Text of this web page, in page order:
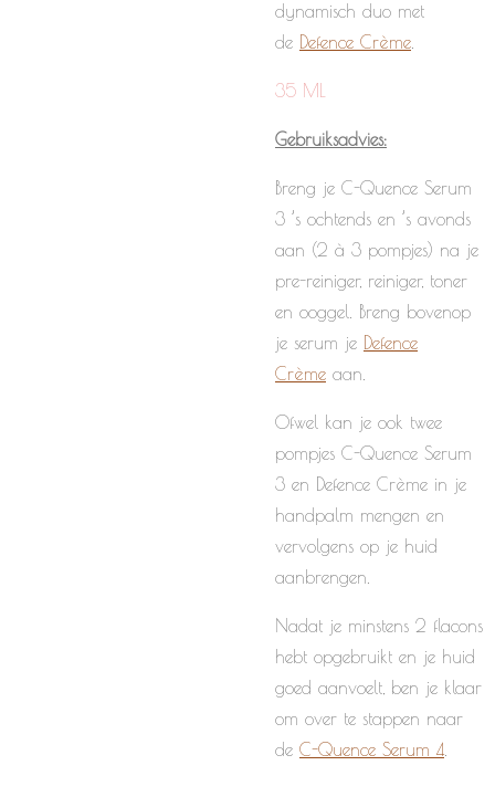
dynamisch duo met
de Defence Crème
35 ML
Gebruiksadvies:
Breng je C-Quence Serum
3 ’s ochtends en ’s avonds
aan (2 à 3 pompjes) na je
pre-reiniger, reiniger, toner
en ooggel. Breng bovenop
je serum je Defence
Crème aan.
Ofwel kan je ook twee
pompjes C-Quence Serum
3 en Defence Crème in je
handpalm mengen en
vervolgens op je huid
aanbrengen.
Nadat je minstens 2 flacons
hebt opgebruikt en je huid
goed aanvoelt, ben je klaar
om over te stappen naar
de C-Quence Serum 4